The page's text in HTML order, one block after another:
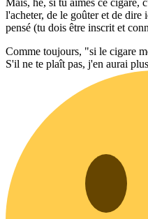
Mais, hé, si tu aimes ce cigare,
l'acheter, de le goûter et de dire
pensé (tu dois être inscrit et
Comme toujours, "si le cigare
S'il ne te plaît pas, j'en aurai